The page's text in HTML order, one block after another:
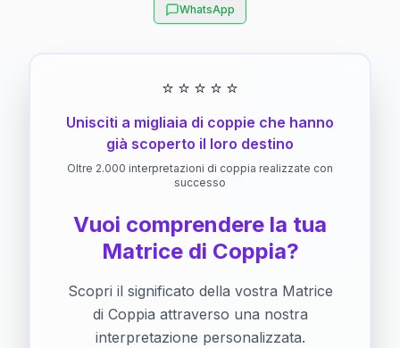
WhatsApp
⭐ ⭐ ⭐ ⭐ ⭐
Unisciti a migliaia di coppie che hanno
già scoperto il loro destino
Oltre 2.000 interpretazioni di coppia realizzate con
successo
Vuoi comprendere la tua
Matrice di Coppia?
Scopri il significato della vostra Matrice
di Coppia attraverso una nostra
interpretazione personalizzata.